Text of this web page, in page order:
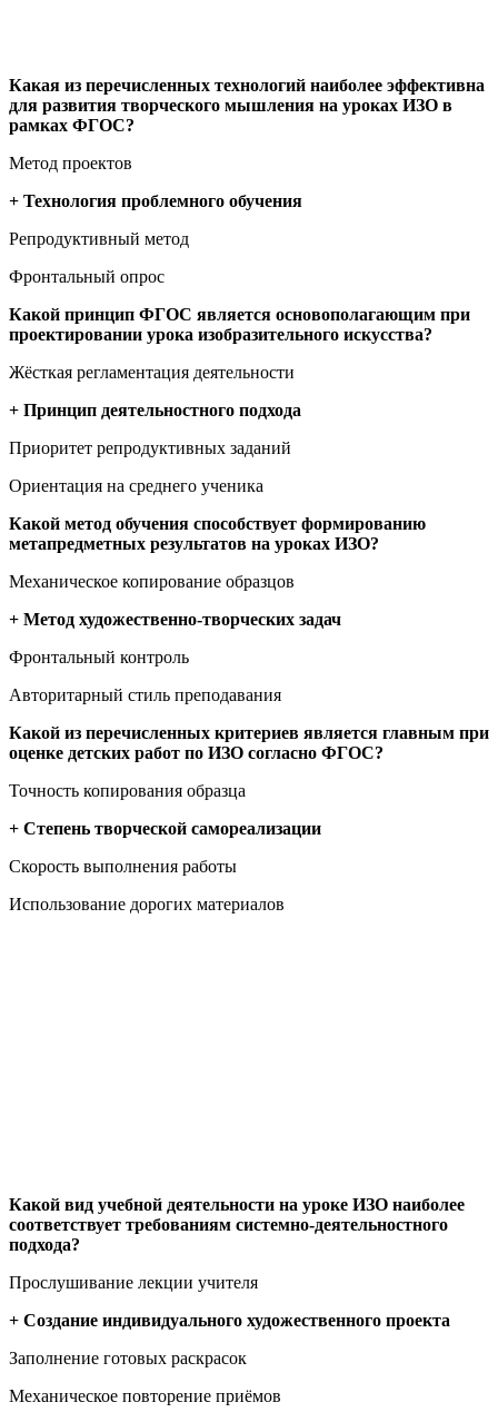
Какая из перечисленных технологий наиболее эффективна
для развития творческого мышления на уроках ИЗО в
рамках ФГОС?
Метод проектов
+ Технология проблемного обучения
Репродуктивный метод
Фронтальный опрос
Какой принцип ФГОС является основополагающим при
проектировании урока изобразительного искусства?
Жёсткая регламентация деятельности
+ Принцип деятельностного подхода
Приоритет репродуктивных заданий
Ориентация на среднего ученика
Какой метод обучения способствует формированию
метапредметных результатов на уроках ИЗО?
Механическое копирование образцов
+ Метод художественно-творческих задач
Фронтальный контроль
Авторитарный стиль преподавания
Какой из перечисленных критериев является главным при
оценке детских работ по ИЗО согласно ФГОС?
Точность копирования образца
+ Степень творческой самореализации
Скорость выполнения работы
Использование дорогих материалов
Какой вид учебной деятельности на уроке ИЗО наиболее
соответствует требованиям системно-деятельностного
подхода?
Прослушивание лекции учителя
+ Создание индивидуального художественного проекта
Заполнение готовых раскрасок
Механическое повторение приёмов